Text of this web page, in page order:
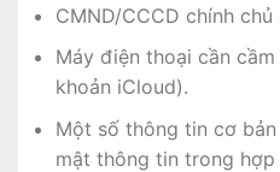
CMND/CCCD chính
Máy điện thoại cần
khoản iCloud).
Một số thông tin cơ
mật thông tin trong hợp